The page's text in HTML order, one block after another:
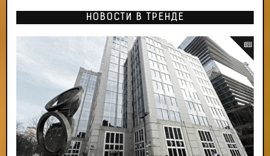
НОВОСТИ В ТРЕНДЕ